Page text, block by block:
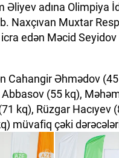
Əliyev adına
Naxçıvan Muxtar
edən Məcid
Cahangir Əhmədov
(55 kq),
kq), Rüzgar Hacıyev
müvafiq çəki